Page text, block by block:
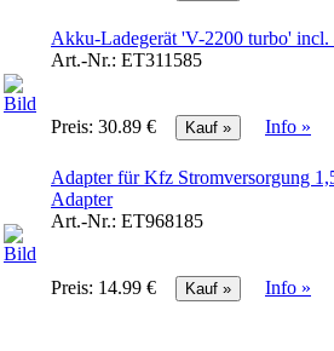
Akku-Ladegerät 'V-2200 turbo'
Art.-Nr.: ET311585
Preis: 30.89 € Info »
Adapter für Kfz Stromversorgung
Adapter
Art.-Nr.: ET968185
Preis: 14.99 € Info »